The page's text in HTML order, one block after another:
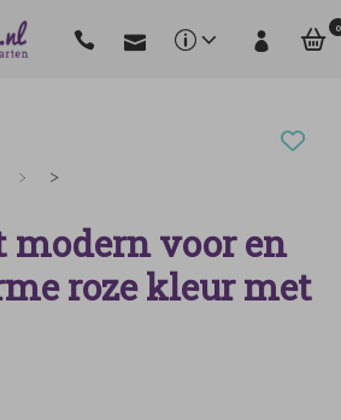
0
modern voor en
roze kleur met